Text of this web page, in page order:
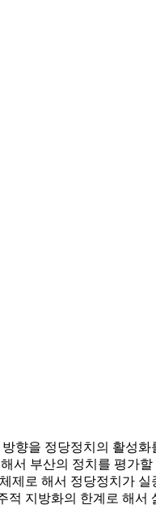
향을 정당정치의 활성
부산의 정치를 평가
로 해서 정당정치가
지방화의 한계로 해